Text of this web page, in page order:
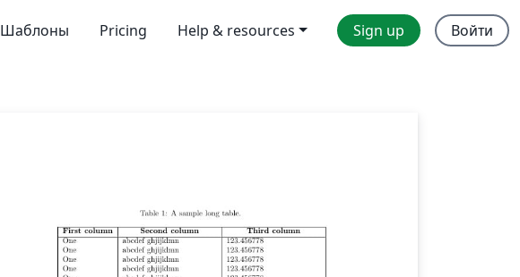
Шаблоны Pricing Help & resources Sign up Войти